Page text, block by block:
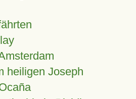
heiligen Joseph